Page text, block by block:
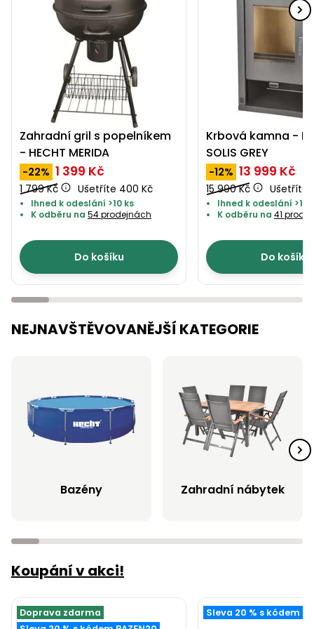
Ruční
nářadí
Rozmetadla
a posypové
vozíky
Zametací
stroje
Sněhové
frézy
Sněhová
škrabky
na led
Příslušenství
Nabíječky
Příslušenství
Topidla
Navijáky
a kladky
Zahradní gril s popelníkem
- HECHT MERIDA
-22% 1 399 Kč
1 799 Kč Ušetříte 400 Kč
Ihned k odeslání >10 ks
K odběru na 54 prodejnách
Do košíku
Krbová kamna -
SOLIS GREY
-12% 13 999 Kč
15 990 Kč Ušetříte
Ihned k odeslání >10
K odběru na 41
Do košíku
NEJNAVŠTĚVOVANĚJŠÍ KATEGORIE
Bazény Zahradní nábytek
Koupání v akci!
Doprava zdarma
Sleva 20 % s kódem